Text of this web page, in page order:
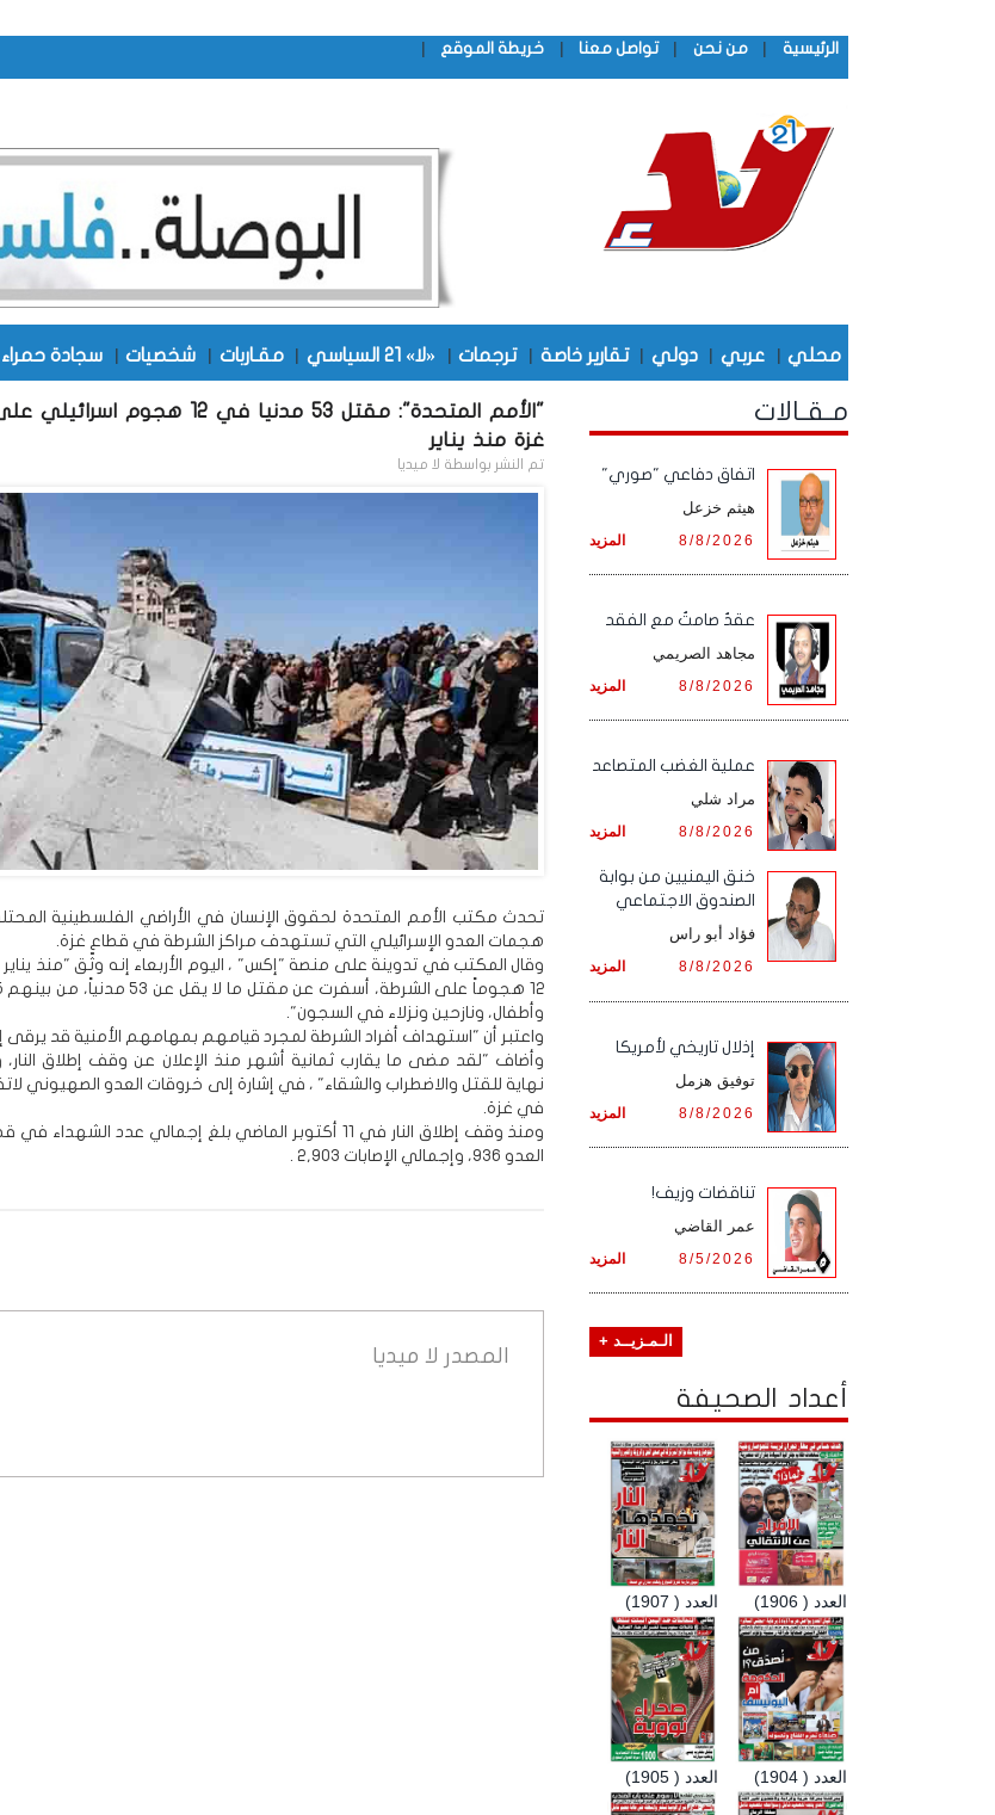
الرئيسية | من نحن | تواصل معنا | خريطة الموقع |
محلي | عربي | دولي | تقارير خاصة | ترجمات | «لا» 21 السياسي | مقـاربات | شخصيات | سجادة حمراء
"الأمم المتحدة": مقتل 53 مدنيا في 12
غزة منذ يناير
تم النشر بواسطة لا ميديا
تحدث مكتب الأمم المتحدة لحقوق الإنسان في الأراضي الفلسطينية
هجمات العدو الإسرائيلي التي تستهدف مراكز الشرطة في قطاع غزة.
وأطفال، ونازحين ونزلاء في السجون".
واعتبر أن "استهداف أفراد الشرطة لمجرد قيامهم بمهامهم الأمنية قد يرقى
وأضاف "لقد مضى ما يقارب ثمانية أشهر منذ الإعلان عن وقف إطلاق النار،
نهاية للقتل والاضطراب والشقاء" ، في إشارة إلى خروقات العدو الصهيوني
في غزة.
ومنذ وقف إطلاق النار في 11 أكتوبر الماضي بلغ إجمالي عدد
العدو 936، وإجمالي الإصابات 2,903 .
المصدر لا ميديا
مـقـالات
اتفاق دفاعي "صوري"
هيثم خزعل
المزيد 8/8/2026
عقدٌ صامتٌ مع الفقد
مجاهد الصريمي
المزيد 8/8/2026
‏عملية الغضب المتصاعد
مراد شلي
المزيد 8/8/2026
خنق اليمنيين من بوابة
الصندوق الاجتماعي
فؤاد أبو راس
المزيد 8/8/2026
إذلال تاريخي لأمريكا
توفيق هزمل
المزيد 8/8/2026
تناقضات وزيف!
عمر القاضي
المزيد 8/5/2026
الـمـزيــد +
أعداد الصحيفة
العدد ( 1907) العدد ( 1906)
العدد ( 1905) العدد ( 1904)